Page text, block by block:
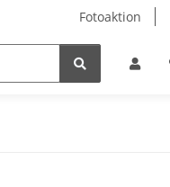
Fotoaktion
Nützliches